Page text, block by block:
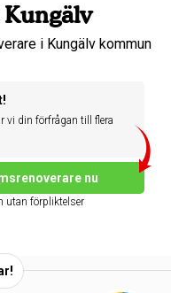
i Kungälv kommun
vi din förfrågan till flera
nu
utan förpliktelser